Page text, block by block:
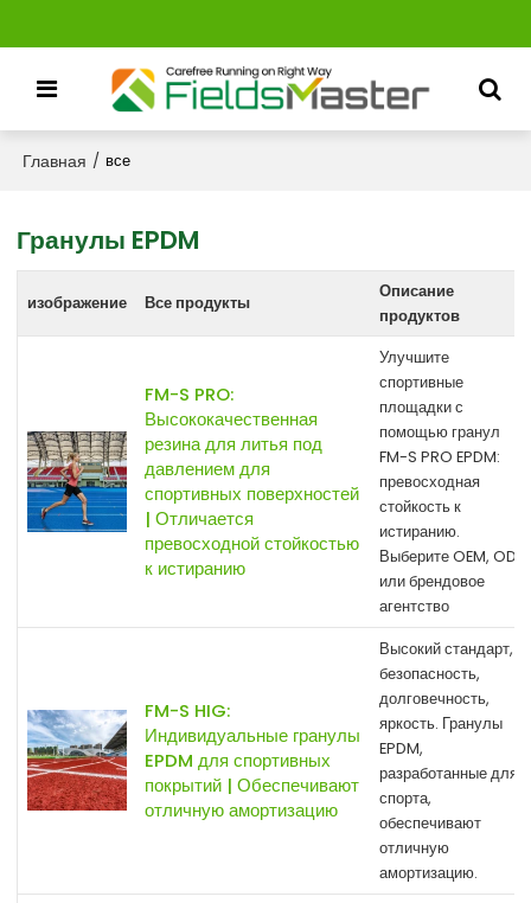
Главная / все
Гранулы EPDM
изображение Все продукты
Описание
продуктов
FM-S PRO:
Высококачественная
резина для литья под
давлением для
спортивных поверхностей
| Отличается
превосходной стойкостью
к истиранию
Улучшите
спортивные
площадки с
помощью гранул
FM-S PRO EPDM:
превосходная
стойкость к
истиранию.
Выберите OEM, ODM
или брендовое
агентство
FM-S HIG:
Индивидуальные гранулы
EPDM для спортивных
покрытий | Обеспечивают
отличную амортизацию
Высокий стандарт,
безопасность,
долговечность,
яркость. Гранулы
EPDM,
разработанные для
спорта,
обеспечивают
отличную
амортизацию.